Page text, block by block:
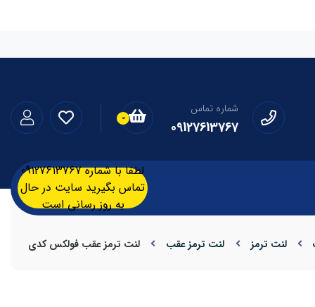
شماره تماس
09127613767
0
لطفا با شماره 09127613767
تماس بگیرید سایت در حال
به روز رسانی است
لنت ترمز لنت ترمز عقب لنت ترمز عقب فولکس کدی